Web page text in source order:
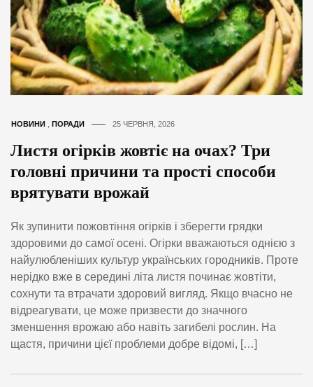
НОВИНИ ПОРАДИ 25 ЧЕРВНЯ, 2026
Листя огірків жовтіє на очах? Три
головні причини та прості способи
врятувати врожай
Як зупинити пожовтіння огірків і зберегти грядки
здоровими до самої осені. Огірки вважаються однією з
найулюбленіших культур українських городників. Проте
нерідко вже в середині літа листя починає жовтіти,
сохнути та втрачати здоровий вигляд. Якщо вчасно не
відреагувати, це може призвести до значного
зменшення врожаю або навіть загибелі рослин. На
щастя, причини цієї проблеми добре відомі, […]